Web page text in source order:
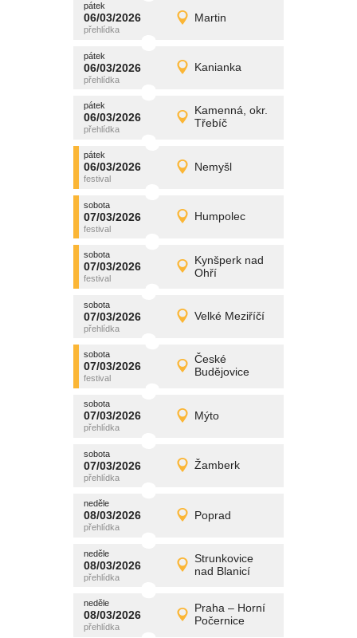
pátek
06/03/2026 Martin
pátek
06/03/2026 Detail
promítání
pátek
06/03/2026 Kanianka
pátek
06/03/2026 Detail
promítání
pátek
06/03/2026
Kamenná, okr.
Třebíč
pátek
06/03/2026 Detail
promítání
pátek
06/03/2026 Nemyšl
pátek
06/03/2026 Detail
promítání
sobota
07/03/2026 Humpolec
sobota
07/03/2026 Detail
promítání
sobota
07/03/2026
Kynšperk nad
Ohří
sobota
07/03/2026 Detail
promítání
sobota
07/03/2026 Velké Meziříčí
sobota
07/03/2026 Detail
promítání
sobota
07/03/2026
České
Budějovice
sobota
07/03/2026 Detail
promítání
sobota
07/03/2026 Mýto
sobota
07/03/2026 Detail
promítání
sobota
07/03/2026 Žamberk
sobota
07/03/2026 Detail
promítání
neděle
08/03/2026 Poprad
neděle
08/03/2026 Detail
promítání
neděle
08/03/2026
Strunkovice
nad Blanicí
neděle
08/03/2026 Detail
promítání
neděle
08/03/2026
Praha – Horní
Počernice
neděle
08/03/2026 Detail
promítání